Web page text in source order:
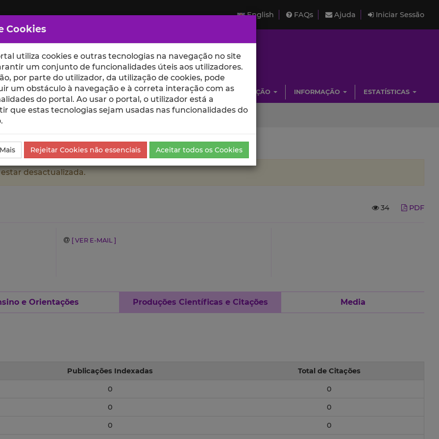
English FAQs Ajuda Iniciar Sessão
ESCOLAS UNIDADES INVESTIGAÇÃO INFORMAÇÃO ESTATÍSTICAS
e Citações
desactualizada.
34 PDF
[ VER E-MAIL ]
e Orientações Produções Científicas e Citações Media
Publicações Indexadas Total de Citações
0 0
0 0
0 0
Cookies
utiliza cookies e outras tecnologias na navegação no site
um conjunto de funcionalidades úteis aos utilizadores.
por parte do utilizador, da utilização de cookies, pode
um obstáculo à navegação e à correta interação com as
do portal. Ao usar o portal, o utilizador está a
que estas tecnologias sejam usadas nas funcionalidades do
Rejeitar Cookies não essenciais Aceitar todos os Cookies